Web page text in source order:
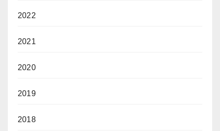
2022
2021
2020
2019
2018